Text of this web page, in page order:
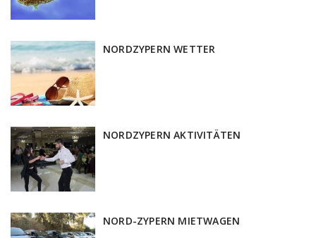
NORDZYPERN WETTER
NORDZYPERN AKTIVITÄTEN
NORD-ZYPERN MIETWAGEN